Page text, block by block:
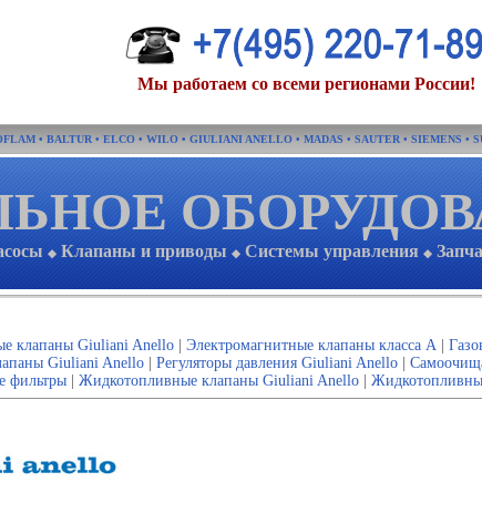
Мы работаем со всеми регионами России!
• BALTUR • ELCO • WILO • GIULIANI ANELLO • MADAS • SAUTER • SIEMENS •
◆ Клапаны и приводы ◆ Системы управления ◆
клапаны Giuliani Anello| Электромагнитные клапаны класса А|
Giuliani Anello| Регуляторы давления Giuliani Anello|
фильтры
Жидкотопливные клапаны Giuliani Anello